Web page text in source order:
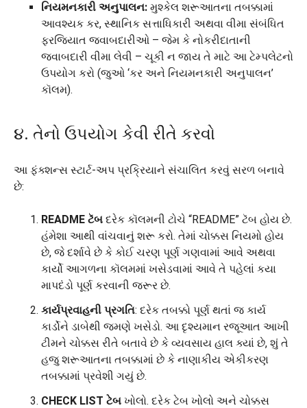
નિયમનકારી અનુપાલન: મુશ્કેલ શરૂઆતના તબક્કામાં
આવશ્યક કર, સ્થાનિક સત્તાધિકારી અથવા વીમા સંબંધિત
ફરજિયાત જવાબદારીઓ – જેમ કે નોકરીદાતાની
જવાબદારી વીમા લેવી – ચૂકી ન જાય તે માટે આ ટેમ્પલેટનો
ઉપયોગ કરો (જુઓ ‘કર અને નિયમનકારી અનુપાલન’
કૉલમ).
૪. તેનો ઉપયોગ કેવી રીતે કરવો
આ ફંક્શન્સ સ્ટાર્ટ-અપ પ્રક્રિયાને સંચાલિત કરવું સરળ બનાવે
છે:
README ટૅબ દરેક કૉલમની ટોચે “README” ટૅબ હોય છે.
હંમેશા આથી વાંચવાનું શરૂ કરો. તેમાં ચોક્કસ નિયમો હોય
છે, જે દર્શાવે છે કે કોઈ ચરણ પૂર્ણ ગણવામાં આવે અથવા
કાર્યો આગળના કૉલમમાં ખસેડવામાં આવે તે પહેલાં કયા
માપદંડો પૂર્ણ કરવાની જરૂર છે.
કાર્યપ્રવાહની પ્રગતિ: દરેક તબક્કો પૂર્ણ થતાં જ કાર્ય
કાર્ડોને ડાબેથી જમણે ખસેડો. આ દૃશ્યમાન રજૂઆત આખી
ટીમને ચોક્કસ રીતે બતાવે છે કે વ્યવસાય હાલ ક્યાં છે, શું તે
હજુ શરૂઆતના તબક્કામાં છે કે નાણાકીય એકીકરણ
તબક્કામાં પ્રવેશી ગયું છે.
CHECK LIST ટેબ ખોલો. દરેક ટેબ ખોલો અને ચોક્કસ